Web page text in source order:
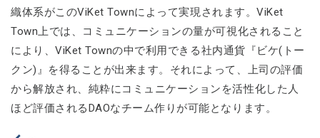
織体系がこのViKet Townによって実現されます。ViKet
Town上では、コミュニケーションの量が可視化されること
により、ViKet Townの中で利用できる社内通貨『ビケ(トー
クン)』を得ることが出来ます。それによって、上司の評価
から解放され、純粋にコミュニケーションを活性化した人
ほど評価されるDAOなチーム作りが可能となります。